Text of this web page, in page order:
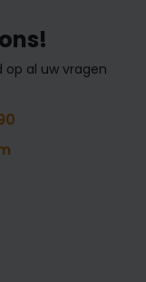
op al uw vragen